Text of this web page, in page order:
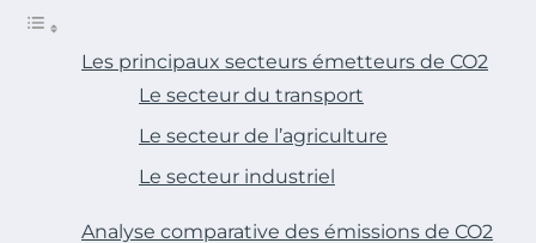
Les principaux secteurs émetteurs de CO2
Le secteur du transport
Le secteur de l’agriculture
Le secteur industriel
Analyse comparative des émissions de CO2